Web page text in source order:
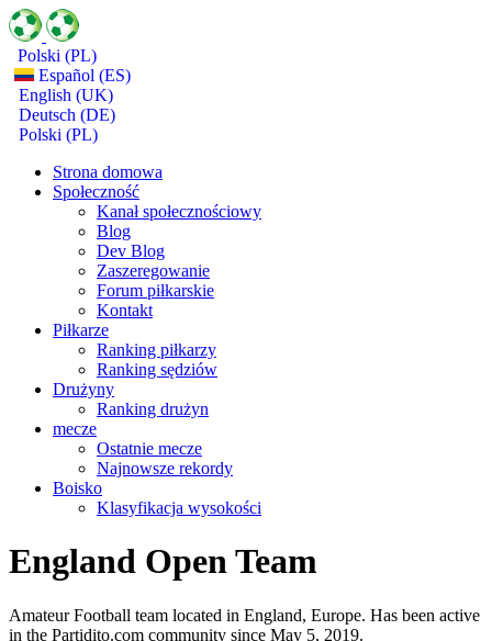
Polski (PL)
Español (ES)
English (UK)
Deutsch (DE)
Polski (PL)
Strona domowa
Społeczność
Kanał społecznościowy
Blog
Dev Blog
Zaszeregowanie
Forum piłkarskie
Kontakt
Piłkarze
Ranking piłkarzy
Ranking sędziów
Drużyny
Ranking drużyn
mecze
Ostatnie mecze
Najnowsze rekordy
Boisko
Klasyfikacja wysokości
England Open Team
Amateur Football team located in England, Europe. Has been active
in the Partidito.com community since May 5, 2019.